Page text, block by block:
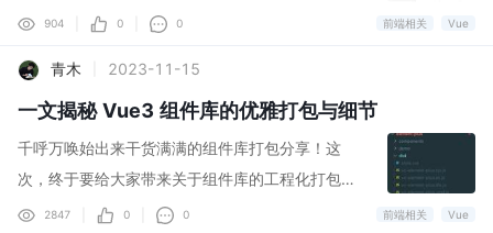
及响应式变量修改后如何靶向更新。 注：本文使用
的vue版本为 3.4.19 靶向更新的流程 先来看看我
画的整个靶向更新的流程，如下图：![图片](http
s://static.developers.pub/83c8149bf0db47feb
b449a6794...
它是基于依赖注入的方式来传递数据，而不是通过响应式系统来实
入到子组件中的inject属性中，但是这些数据不会自动触发子组件的
重新渲染，如果provide提供的数据发生了变化，子组件不会自动感
供的数据，并且希望这些数据能够响应式地更新，可以考虑使用V...
右边是访客对话，为了让对话加载更友好，我们将
将所有对话都缓存，未必会造成缓存过多卡顿的问
题。自然，就使用上了 <keep-alive 提供的 max
属性，设置一个缓存对话内容组件上限，按照 <a c
lass="wx_search_keyword" LRU</a 算法，会销
毁最旧访问的组件，保留最近使用的组件。本以为
904 0 0 前端相关 Vue
青木 2023-11-15
一文揭秘 Vue3 组件库的优雅打包与细节
千呼万唤始出来干货满满的组件库打包分享！这
次，终于要给大家带来关于组件库的工程化打包升
级与细节的文章啦。回顾组件库的搭建，已经是很
2847 0 0 前端相关 Vue